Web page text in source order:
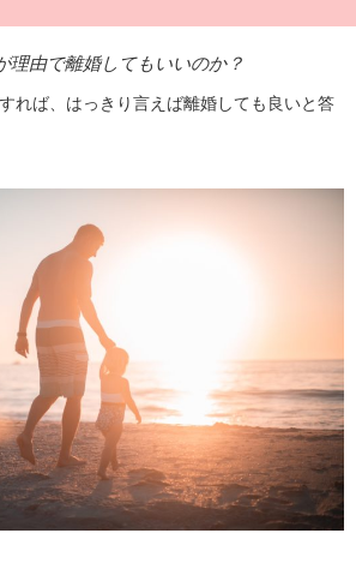
理由で離婚してもいいのか？
れば、はっきり言えば離婚しても良いと答